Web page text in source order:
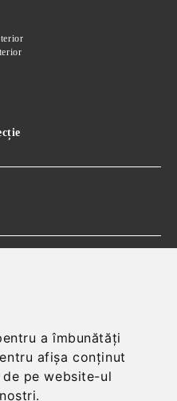
a îmbunătăți
afișa conținut
pe website-ul